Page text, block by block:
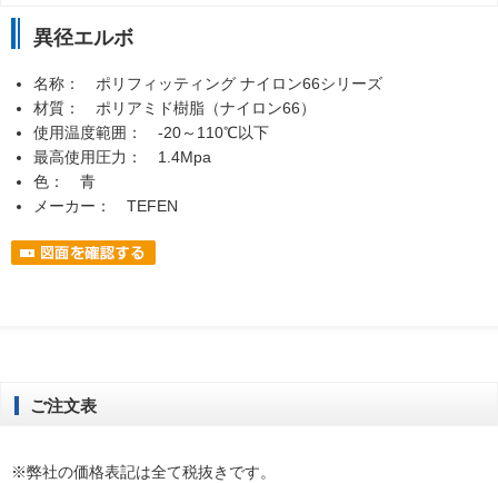
異径エルボ
名称： ポリフィッティング ナイロン66シリーズ
材質： ポリアミド樹脂（ナイロン66）
使用温度範囲： -20～110℃以下
最高使用圧力： 1.4Mpa
色： 青
メーカー： TEFEN
ご注文表
※弊社の価格表記は全て税抜きです。